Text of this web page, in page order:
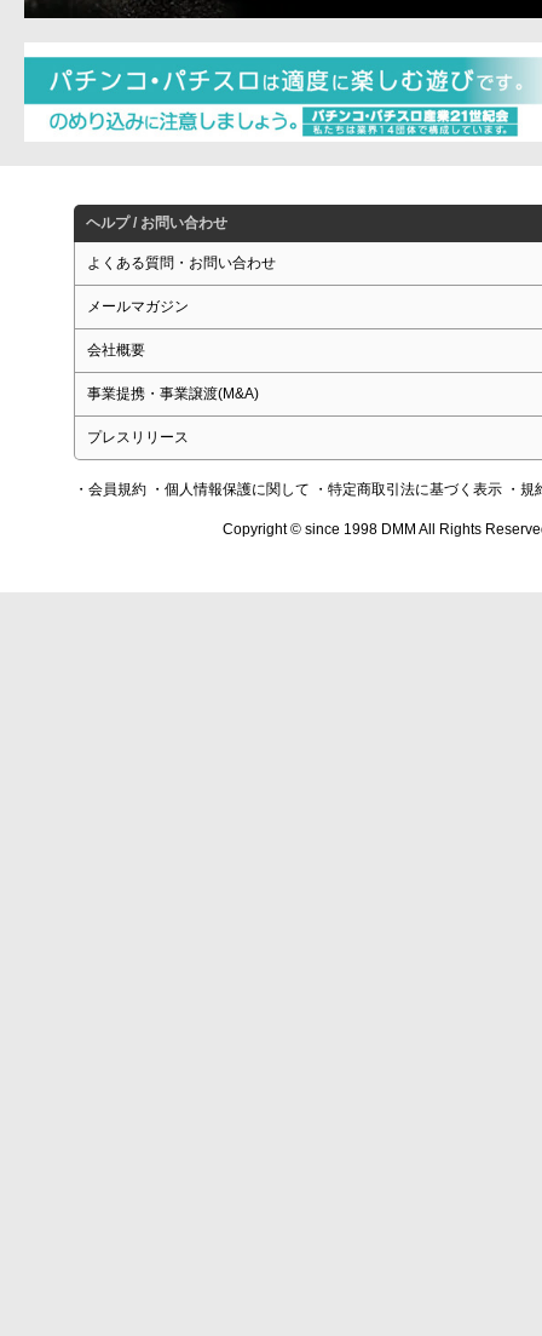
ヘルプ / お問い合わせ
よくある質問・お問い合わせ
メールマガジン
会社概要
事業提携・事業譲渡(M&A)
プレスリリース
・会員規約 ・個人情報保護に関して ・特定商取引法に基づく表示 ・規
Copyright © since 1998 DMM All Rights